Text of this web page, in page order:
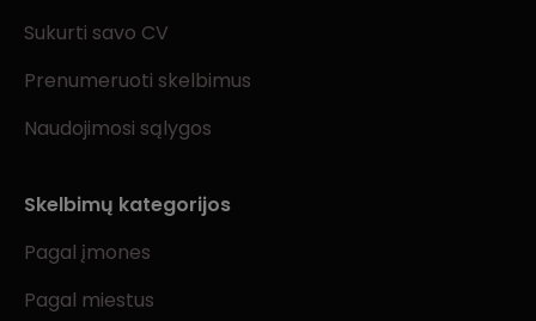
Sukurti savo CV
Prenumeruoti skelbimus
Naudojimosi sąlygos
Skelbimų kategorijos
Pagal įmones
Pagal miestus